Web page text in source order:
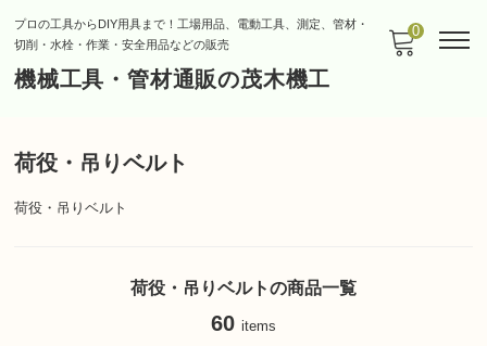
プロの工具からDIY用具まで！工場用品、電動工具、測定、管材・
切削・水栓・作業・安全用品などの販売
機械工具・管材通販の茂木機工
0
荷役・吊りベルト
荷役・吊りベルト
荷役・吊りベルトの商品一覧
60 items